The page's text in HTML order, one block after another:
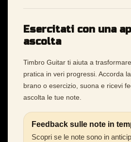
Esercitati con una
ascolta
Timbro Guitar ti aiuta a
pratica in veri progressi. Accorda
brano o esercizio, suona e ricevi
ascolta le tue note.
Feedback sulle note in
Scopri se le note sono in